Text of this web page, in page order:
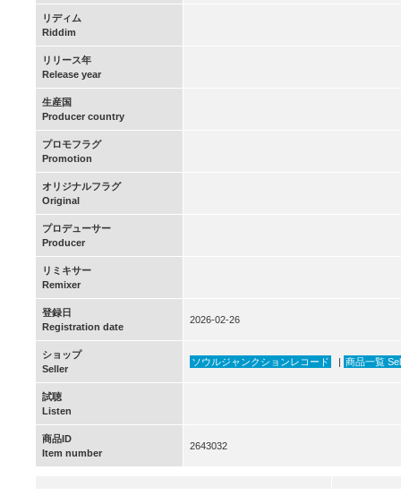
リディム
Riddim
リリース年
Release year
生産国
Producer country
プロモフラグ
Promotion
オリジナルフラグ
Original
プロデューサー
Producer
リミキサー
Remixer
登録日
Registration date
2026-02-26
ショップ
Seller
ソウルジャンクションレコード | 商品一覧
試聴
Listen
商品ID
Item number
2643032